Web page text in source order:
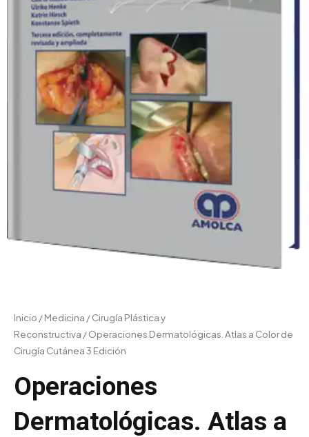
Inicio /Medicina /Cirugía Plástica y
Reconstructiva / Operaciones Dermatológicas. Atlas a Color de
Cirugía Cutánea 3 Edición
Operaciones
Dermatológicas. Atlas a